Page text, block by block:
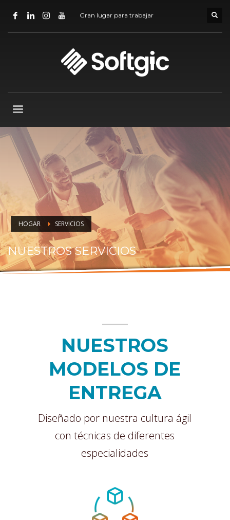
Gran lugar para trabajar
HOGAR SERVICIOS
NUESTROS SERVICIOS
NUESTROS
MODELOS DE
ENTREGA
Diseñado por nuestra cultura ágil
con técnicas de diferentes
especialidades